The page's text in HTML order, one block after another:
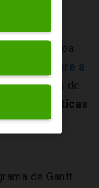
una tarea
se refiere a
y su fecha de
características
crear tu
de Gantt